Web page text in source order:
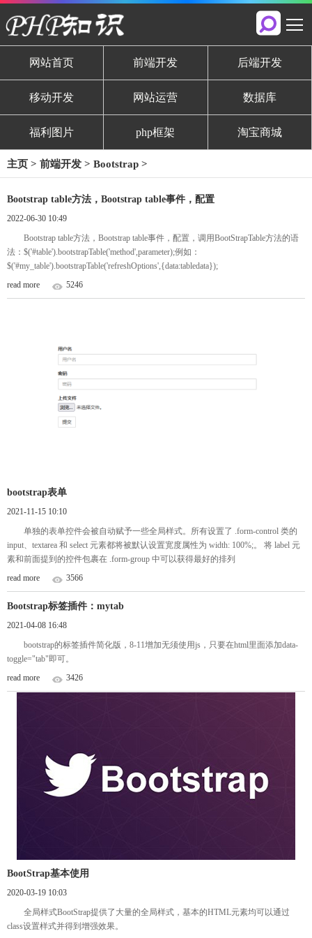
网站首页 前端开发 后端开发
移动开发 网站运营 数据库
福利图片 php框架 淘宝商城
主页 > 前端开发 > Bootstrap >
Bootstrap table方法，Bootstrap table事件，配置
2022-06-30 10:49
Bootstrap table方法，Bootstrap table事件，配置，调用BootStrapTable方法的语
法：$('#table').bootstrapTable('method',parameter);例如：
$('#my_table').bootstrapTable('refreshOptions',{data:tabledata});
read more
5246
bootstrap表单
2021-11-15 10:10
单独的表单控件会被自动赋予一些全局样式。所有设置了 .form-control 类的
input、textarea 和 select 元素都将被默认设置宽度属性为 width: 100%;。 将 label 元
素和前面提到的控件包裹在 .form-group 中可以获得最好的排列
read more
3566
Bootstrap标签插件：mytab
2021-04-08 16:48
bootstrap的标签插件简化版，8-11增加无须使用js，只要在html里面添加data-
toggle="tab"即可。
read more
3426
BootStrap基本使用
2020-03-19 10:03
全局样式BootStrap提供了大量的全局样式，基本的HTML元素均可以通过
class设置样式并得到增强效果。